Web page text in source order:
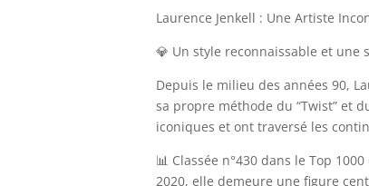
Laurence Jenkell : Une Artiste
💎 Un style reconnaissable et une
Depuis le milieu des années 90,
sa propre méthode du “Twist” et
iconiques et ont traversé les
📊 Classée n°430 dans le Top
2020, elle demeure une figure